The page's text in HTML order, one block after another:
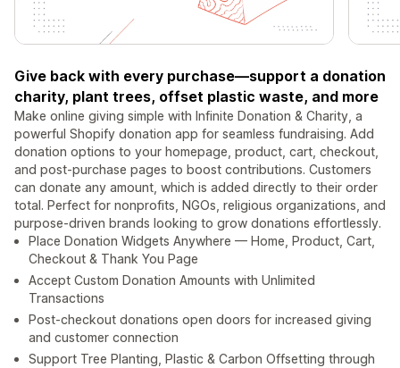
Give back with every purchase—support a donation
charity, plant trees, offset plastic waste, and more
Make online giving simple with Infinite Donation & Charity, a
powerful Shopify donation app for seamless fundraising. Add
donation options to your homepage, product, cart, checkout,
and post-purchase pages to boost contributions. Customers
can donate any amount, which is added directly to their order
total. Perfect for nonprofits, NGOs, religious organizations, and
purpose-driven brands looking to grow donations effortlessly.
Place Donation Widgets Anywhere — Home, Product, Cart,
Checkout & Thank You Page
Accept Custom Donation Amounts with Unlimited
Transactions
Post-checkout donations open doors for increased giving
and customer connection
Support Tree Planting, Plastic & Carbon Offsetting through